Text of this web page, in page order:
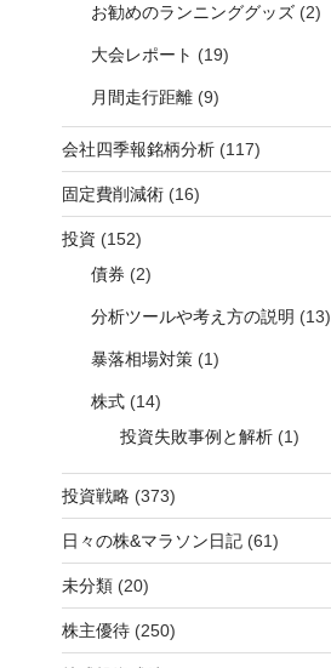
お勧めのランニンググッズ(2)
大会レポート (19)
月間走行距離(9)
会社四季報銘柄分析(117)
固定費削減術(16)
投資 (152)
債券 (2)
分析ツールや考え方の説明 (13)
暴落相場対策(1)
株式(14)
投資失敗事例と解析(1)
投資戦略(373)
日々の株&マラソン日記(61)
未分類(20)
株主優待(250)